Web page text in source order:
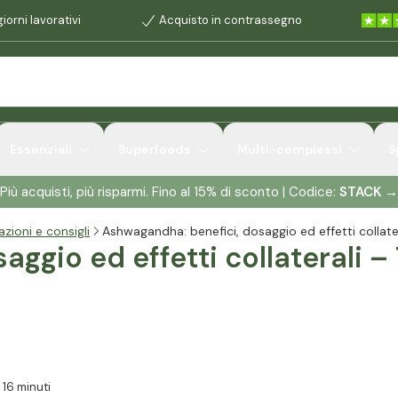
lavorativi Acquisto in contrassegno
Più acquisti, più risparmi. Fino al 15% di sconto | Codice: STACK →
e consigli Ashwagandha: benefici, dosaggio ed effetti
ed effetti collaterali –
minuti